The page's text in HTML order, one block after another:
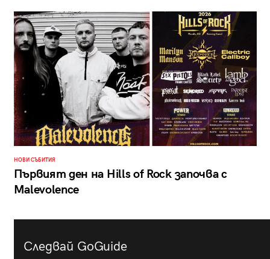
НОВИ СЪБИТИЯ
Първият ден на Hills of Rock започва с
Malevolence
Следвай GoGuide